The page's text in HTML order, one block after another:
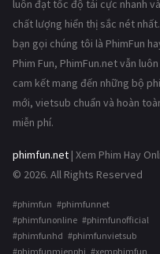
luôn đạt tốc độ tải cực nhanh và
chất lượng hiển thị sắc nét nhất.
bạn gọi chúng tôi là PhimFun
Phim Fun, PhimFun.net vẫn luôn
cam kết mang đến những bộ
mới, vietsub chuẩn và hoàn
miễn phí.
phimfun.net | Xem Phim Hay
© 2026. All Rights Reserved
#phimfun #phimfunnet
#phimfunonline #phimfunofficial
#phimfunhd #phimfunvietsub
#phimfunmienphi #xemphimfun